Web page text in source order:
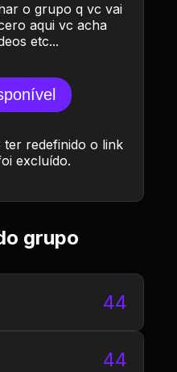
o grupo q vc vai
aqui vc acha
etc...
ter redefinido o link
excluído.
grupo
44
44